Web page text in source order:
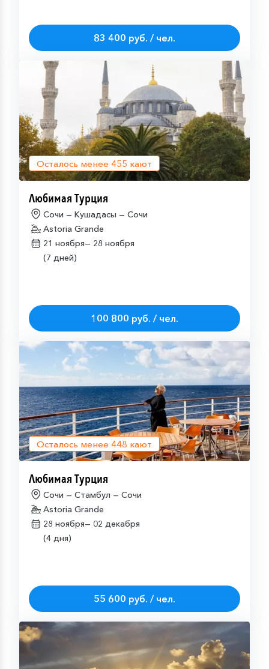
83 400 руб. / чел.
Осталось менее 455 кают
Любимая Турция
Сочи — Кушадасы — Сочи
Astoria Grande
21 ноября— 28 ноября
(7 дней)
100 800 руб. / чел.
Осталось менее 448 кают
Любимая Турция
Сочи — Стамбул — Сочи
Astoria Grande
28 ноября— 02 декабря
(4 дня)
55 600 руб. / чел.